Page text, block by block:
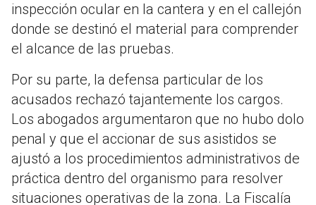
inspección ocular en la cantera y en el callejón
donde se destinó el material para comprender
el alcance de las pruebas.
Por su parte, la defensa particular de los
acusados rechazó tajantemente los cargos.
Los abogados argumentaron que no hubo dolo
penal y que el accionar de sus asistidos se
ajustó a los procedimientos administrativos de
práctica dentro del organismo para resolver
situaciones operativas de la zona. La Fiscalía